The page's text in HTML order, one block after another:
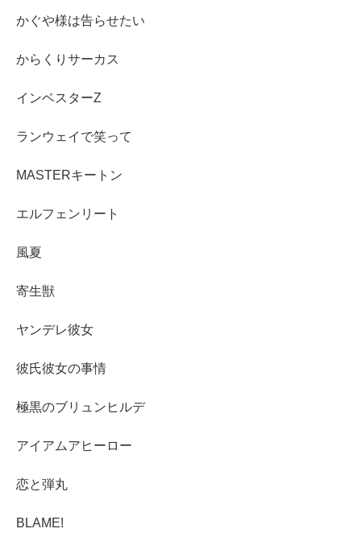
かぐや様は告らせたい
からくりサーカス
インベスターZ
ランウェイで笑って
MASTERキートン
エルフェンリート
風夏
寄生獣
ヤンデレ彼女
彼氏彼女の事情
極黒のブリュンヒルデ
アイアムアヒーロー
恋と弾丸
BLAME!